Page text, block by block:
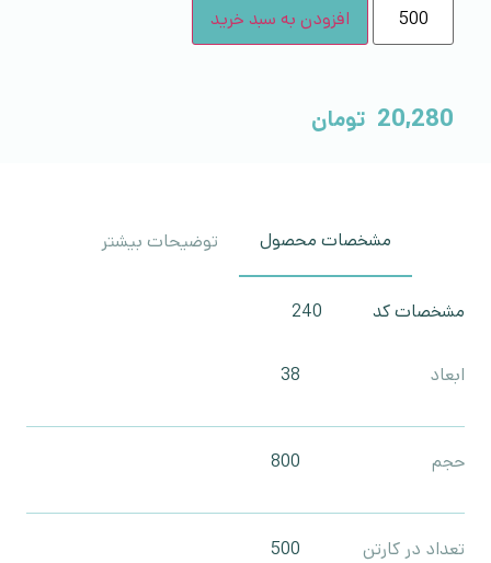
20,280 تومان
افزودن به سبد خرید
مشخصات محصول توضیحات بیشتر
مشخصات کد 240
ابعاد 38
حجم 800
تعداد در کارتن 500